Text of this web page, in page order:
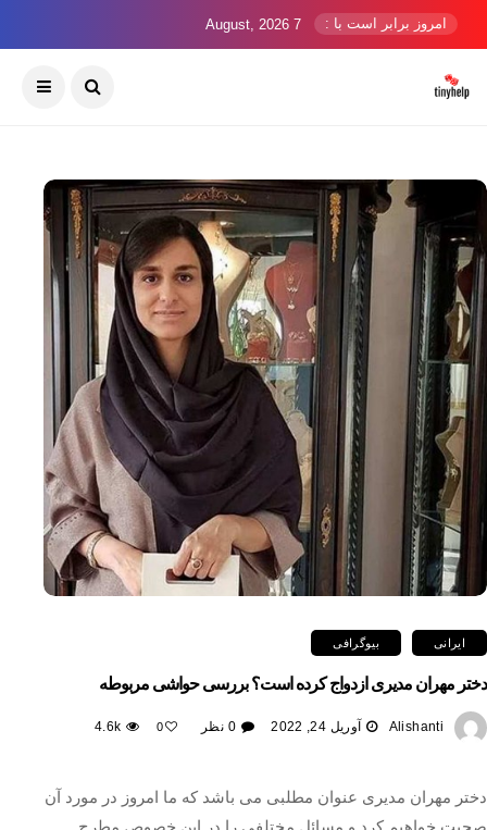
امروز برابر است با : 7 August, 2026
ایرانی بیوگرافی
دختر مهران مدیری ازدواج کرده است؟ بررسی حواشی مربوطه
Alishanti آوریل 24, 2022 0 نظر 0
4.6k
دختر مهران مدیری عنوان مطلبی می باشد که ما امروز در مورد آن
صحبت خواهیم کرد و مسائل مختلفی را در این خصوص مطرح